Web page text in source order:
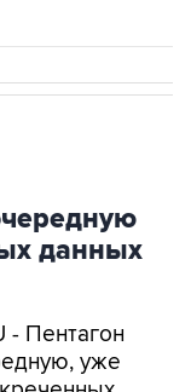
данных
Пентагон